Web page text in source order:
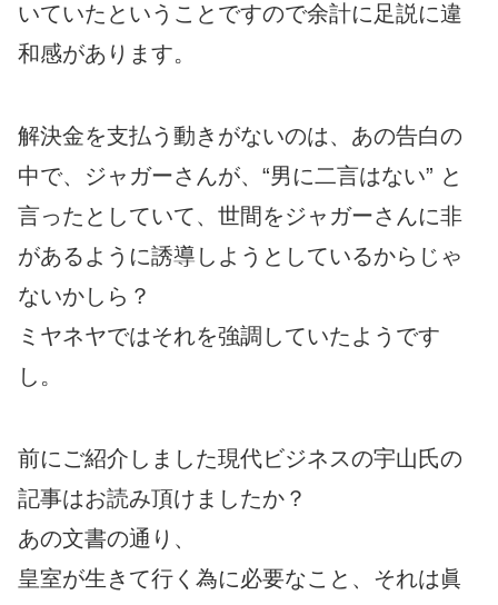
いていたということですので余計に足説に違
和感があります。
解決金を支払う動きがないのは、あの告白の
中で、ジャガーさんが、“男に二言はない” と
言ったとしていて、世間をジャガーさんに非
があるように誘導しようとしているからじゃ
ないかしら？
ミヤネヤではそれを強調していたようです
し。
前にご紹介しました現代ビジネスの宇山氏の
記事はお読み頂けましたか？
あの文書の通り、
皇室が生きて行く為に必要なこと、それは眞